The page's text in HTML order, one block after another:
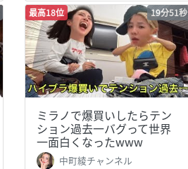
最高18位 19分51秒
ミラノで爆買いしたらテン
ション過去一バグって世界
一面白くなったwww
中町綾チャンネル